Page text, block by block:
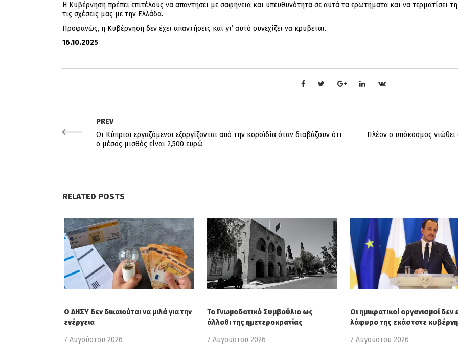
Η Κυβέρνηση πρέπει επιτέλους να απαντήσει με σαφήνεια και υπευθυνότητα σε αυτά τα ερωτήματα και να τερματίσει
τις σχέσεις μας με την Ελλάδα.
Προφανώς, η Κυβέρνηση δεν έχει απαντήσεις και γι’ αυτό συνεχίζει να κρύβεται.
16.10.2025
PREV
Οι Κύπριοι εργαζόμενοι εξοργίζονται από την κοροϊδία όταν διαβάζουν ότι
ο μέσος μισθός είναι 2,500 ευρώ
Πλέον ο υπόκοσμος
RELATED POSTS
Ο ΔΗΣΥ δεν δικαιούται να μιλά για την
ενέργεια
7 Αυγούστου 2026
Το Γνωμοδοτικό Συμβούλιο ως
άλλοθι της ημετεροκρατίας
7 Αυγούστου 2026
Οι ημικρατικοί οργανισμοί δεν
λάφυρο της εκάστοτε
7 Αυγούστου 2026